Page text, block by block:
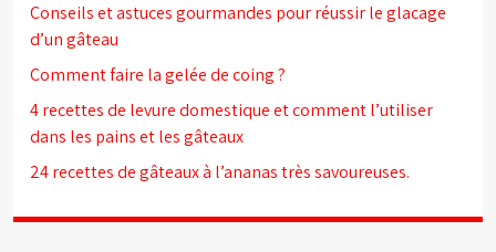
Conseils et astuces gourmandes pour réussir le glacage
d’un gâteau
Comment faire la gelée de coing ?
4 recettes de levure domestique et comment l’utiliser
dans les pains et les gâteaux
24 recettes de gâteaux à l’ananas très savoureuses.